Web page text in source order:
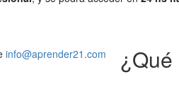
info@aprender21.com